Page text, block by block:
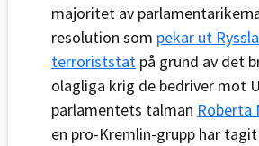
majoritet av
resolution som pekar ut
terroriststat på grund av det
olagliga krig de bedriver mot
parlamentets talman Roberta
en pro-Kremlin-grupp har